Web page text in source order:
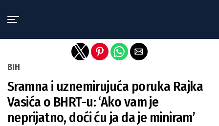
BIH
Sramna i uznemirujuća poruka Rajka
Vasića o BHRT-u: ‘Ako vam je
neprijatno, doći ću ja da je miniram’